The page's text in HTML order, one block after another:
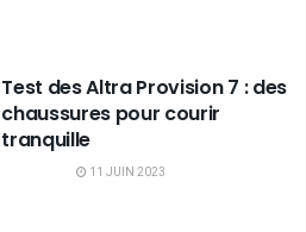
Test des Altra Provision 7 : des
chaussures pour courir
tranquille
11 JUIN 2023